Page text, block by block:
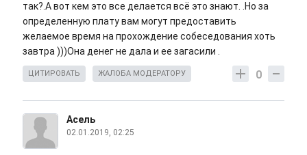
так?.А вот кем это все делается всё это знают. .Но за
определенную плату вам могут предоставить
желаемое время на прохождение собеседования хоть
завтра )))Она денег не дала и ее загасили .
0
ЦИТИРОВАТЬ ЖАЛОБА МОДЕРАТОРУ
Асель
02.01.2019, 02:25